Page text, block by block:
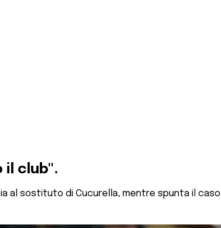
il club".
al sostituto di Cucurella, mentre spunta il